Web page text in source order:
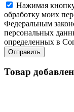
Нажимая кнопку
обработку моих
Федеральным
персональных
определенных в
Товар